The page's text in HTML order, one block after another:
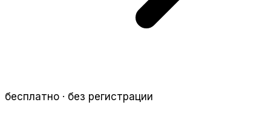
бесплатно · без регистрации